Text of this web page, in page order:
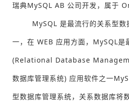
瑞典MySQL AB 公司开发，属于
MySQL 是最流行的关系型数
一，在 WEB 应用方面，MySQL是
(Relational Database
数据库管理系统) 应用软件之一
型数据库管理系统，关系数据库将